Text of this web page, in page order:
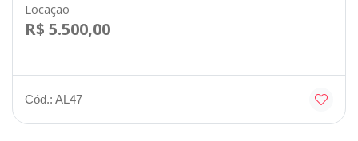
Locação
R$ 5.500,00
Cód.: AL47